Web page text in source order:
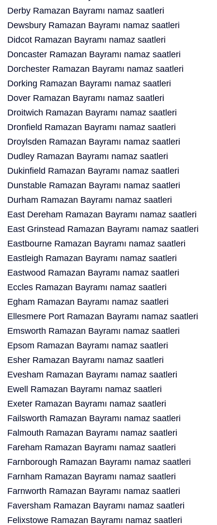
Derby Ramazan Bayramı namaz saatleri
Dewsbury Ramazan Bayramı namaz saatleri
Didcot Ramazan Bayramı namaz saatleri
Doncaster Ramazan Bayramı namaz saatleri
Dorchester Ramazan Bayramı namaz saatleri
Dorking Ramazan Bayramı namaz saatleri
Dover Ramazan Bayramı namaz saatleri
Droitwich Ramazan Bayramı namaz saatleri
Dronfield Ramazan Bayramı namaz saatleri
Droylsden Ramazan Bayramı namaz saatleri
Dudley Ramazan Bayramı namaz saatleri
Dukinfield Ramazan Bayramı namaz saatleri
Dunstable Ramazan Bayramı namaz saatleri
Durham Ramazan Bayramı namaz saatleri
East Dereham Ramazan Bayramı namaz saatleri
East Grinstead Ramazan Bayramı namaz saatleri
Eastbourne Ramazan Bayramı namaz saatleri
Eastleigh Ramazan Bayramı namaz saatleri
Eastwood Ramazan Bayramı namaz saatleri
Eccles Ramazan Bayramı namaz saatleri
Egham Ramazan Bayramı namaz saatleri
Ellesmere Port Ramazan Bayramı namaz saatleri
Emsworth Ramazan Bayramı namaz saatleri
Epsom Ramazan Bayramı namaz saatleri
Esher Ramazan Bayramı namaz saatleri
Evesham Ramazan Bayramı namaz saatleri
Ewell Ramazan Bayramı namaz saatleri
Exeter Ramazan Bayramı namaz saatleri
Failsworth Ramazan Bayramı namaz saatleri
Falmouth Ramazan Bayramı namaz saatleri
Fareham Ramazan Bayramı namaz saatleri
Farnborough Ramazan Bayramı namaz saatleri
Farnham Ramazan Bayramı namaz saatleri
Farnworth Ramazan Bayramı namaz saatleri
Faversham Ramazan Bayramı namaz saatleri
Felixstowe Ramazan Bayramı namaz saatleri